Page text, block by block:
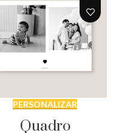
PERSONALIZAR
Quadro